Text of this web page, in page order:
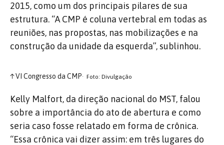
2015, como um dos principais pilares de sua
estrutura. “A CMP é coluna vertebral em todas as
reuniões, nas propostas, nas mobilizações e na
construção da unidade da esquerda”, sublinhou.
↑VI Congresso da CMP Foto: Divulgação
Kelly Malfort, da direção nacional do MST, falou
sobre a importância do ato de abertura e como
seria caso fosse relatado em forma de crônica.
“Essa crônica vai dizer assim: em três lugares do